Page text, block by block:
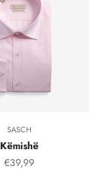
SASCH
Këmishë
Çmimi i shitjes, çmimi
€39,99